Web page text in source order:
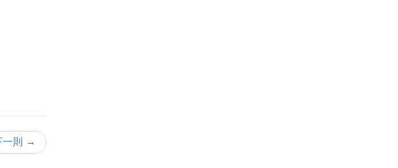
一則 →